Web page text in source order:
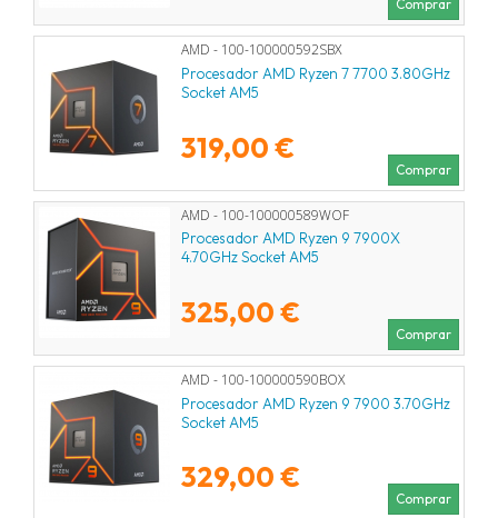
Comprar
AMD - 100-100000592SBX
Procesador AMD Ryzen 7 7700 3.80GHz
Socket AM5
319,00 €
Comprar
AMD - 100-100000589WOF
Procesador AMD Ryzen 9 7900X
4.70GHz Socket AM5
325,00 €
Comprar
AMD - 100-100000590BOX
Procesador AMD Ryzen 9 7900 3.70GHz
Socket AM5
329,00 €
Comprar